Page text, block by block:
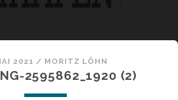
2021 / MORITZ LÖHN
2595862_1920 (2)